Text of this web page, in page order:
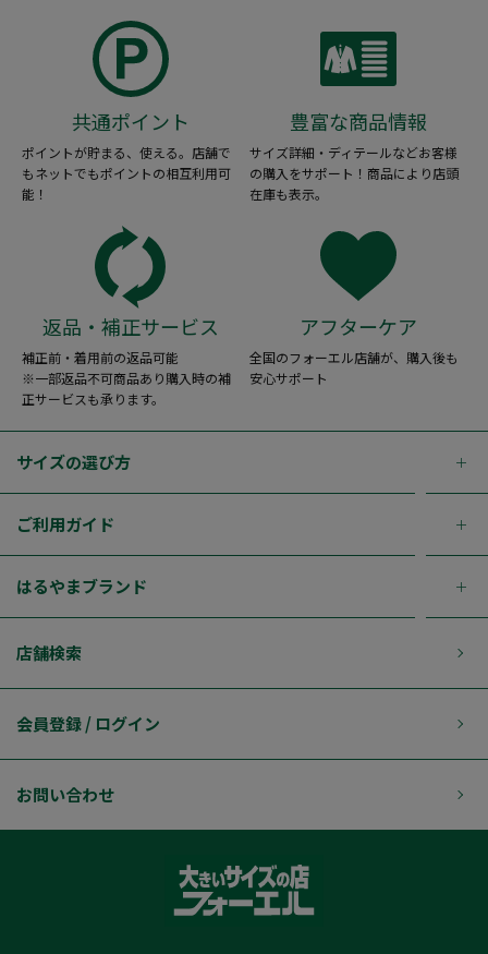
共通ポイント
ポイントが貯まる、使える。店舗で
もネットでもポイントの相互利用可
能！
豊富な商品情報
サイズ詳細・ディテールなどお客様
の購入をサポート！商品により店頭
在庫も表示。
返品・補正サービス
補正前・着用前の返品可能
※一部返品不可商品あり購入時の補
正サービスも承ります。
アフターケア
全国のフォーエル店舗が、購入後も
安心サポート
サイズの選び方
ご利用ガイド
はるやまブランド
店舗検索
会員登録 / ログイン
お問い合わせ